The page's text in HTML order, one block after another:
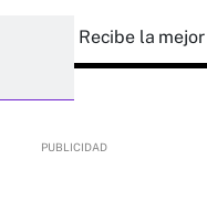
Recibe la